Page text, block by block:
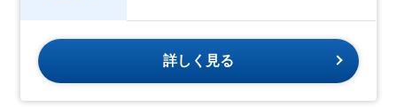
詳しく見る